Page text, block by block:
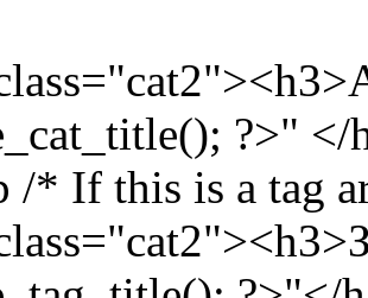
?>"
/* If this is a tag